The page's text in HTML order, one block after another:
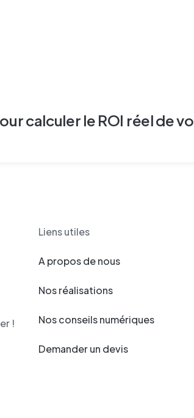
calculer le ROI réel de
!
Liens utiles
A propos de nous
Nos réalisations
Nos conseils numériques
Demander un devis